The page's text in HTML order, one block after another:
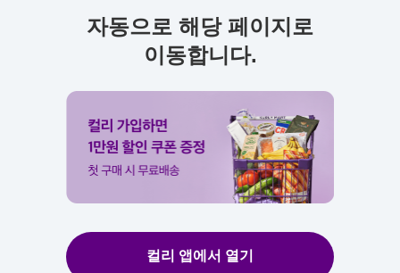
자동으로 해당 페이지로
이동합니다.
컬리 앱에서 열기